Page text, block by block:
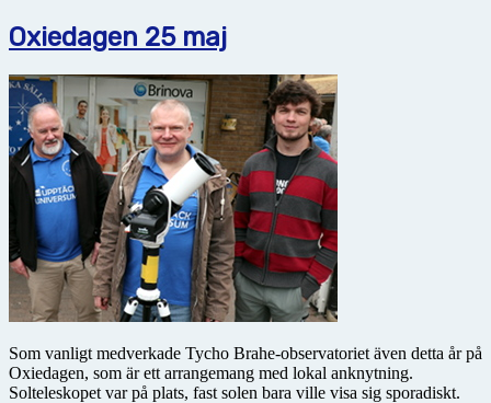
Oxiedagen 25 maj
Som vanligt medverkade Tycho Brahe-observatoriet även detta år på
Oxiedagen, som är ett arrangemang med lokal anknytning.
Solteleskopet var på plats, fast solen bara ville visa sig sporadiskt.